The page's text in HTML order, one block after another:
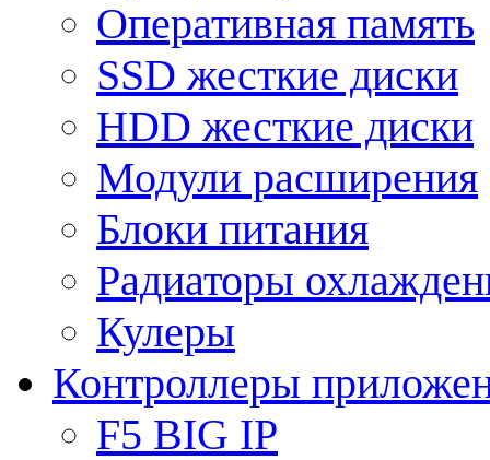
Оперативная память
SSD жесткие диски
HDD жесткие диски
Модули расширения
Блоки питания
Радиаторы
Кулеры
Контроллеры
F5 BIG IP